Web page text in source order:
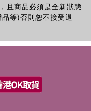
且商品必須是全新狀態
等)否則恕不接受退